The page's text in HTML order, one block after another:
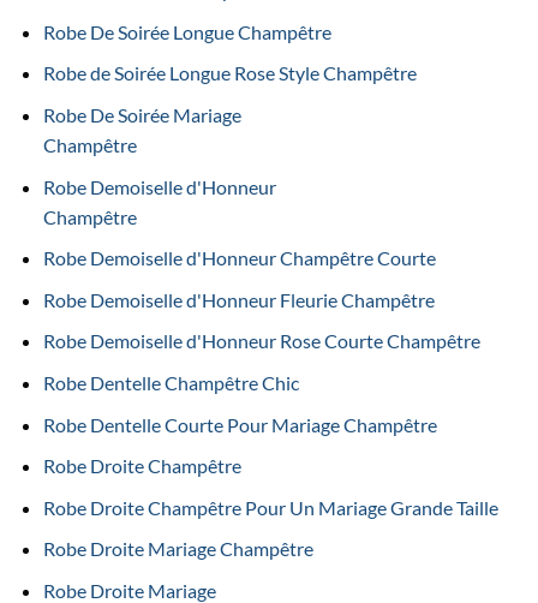
Robe De Soirée Longue Champêtre
Robe de Soirée Longue Rose Style Champêtre
Robe De Soirée Mariage
Champêtre
Robe Demoiselle d'Honneur
Champêtre
Robe Demoiselle d'Honneur Champêtre Courte
Robe Demoiselle d'Honneur Fleurie Champêtre
Robe Demoiselle d'Honneur Rose Courte Champêtre
Robe Dentelle Champêtre Chic
Robe Dentelle Courte Pour Mariage Champêtre
Robe Droite Champêtre
Robe Droite Champêtre Pour Un Mariage Grande Taille
Robe Droite Mariage Champêtre
Robe Droite Mariage